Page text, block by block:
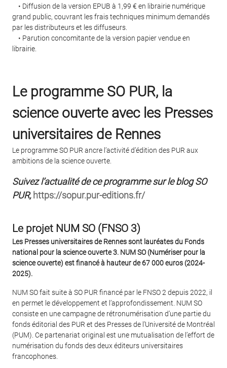
• Diffusion de la version EPUB à 1,99 € en librairie numérique
grand public, couvrant les frais techniques minimum demandés
par les distributeurs et les diffuseurs.
• Parution concomitante de la version papier vendue en
librairie.
Le programme SO PUR, la
science ouverte avec les Presses
universitaires de Rennes
Le programme SO PUR ancre l’activité d’édition des PUR aux
ambitions de la science ouverte.
Suivez l’actualité de ce programme sur le blogSO
PUR, https://sopur.pur-editions.fr/
Le projet NUM SO (FNSO 3)
Les Presses universitaires de Rennes sont lauréates du Fonds
national pour la science ouverte 3. NUM SO (Numériser pour la
science ouverte) est financé à hauteur de 67 000 euros (2024-
2025).
NUM SO fait suite à SO PUR financé par le FNSO 2 depuis 2022, il
en permet le développement et l’approfondissement. NUM SO
consiste en une campagne de rétronumérisation d’une partie du
fonds éditorial des PUR et des Presses de l’Université de Montréal
(PUM). Ce partenariat original est une mutualisation de l’effort de
numérisation du fonds des deux éditeurs universitaires
francophones.